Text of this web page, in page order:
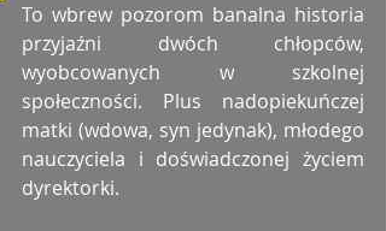
To wbrew pozorom banalna historia
przyjaźni dwóch chłopców,
wyobcowanych w szkolnej
społeczności. Plus nadopiekuńczej
matki (wdowa, syn jedynak), młodego
nauczyciela i doświadczonej życiem
dyrektorki.